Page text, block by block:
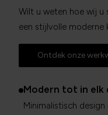
Wilt u weten hoe wij u
een stijlvolle moderne
Ontdek onze
Modern tot in elk
Minimalistisch